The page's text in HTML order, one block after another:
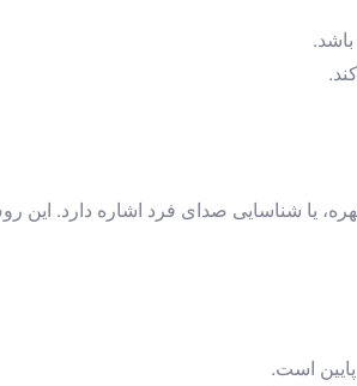
یا شناسایی صدای فرد اشاره دارد.
است.